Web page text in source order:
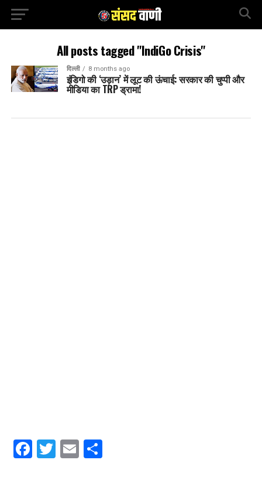
All posts tagged "IndiGo Crisis"
दिल्ली 8 months ago
इंडिगो की ‘उड़ान’ में लूट की ऊंचाई: सरकार की चुप्पी और
मीडिया का TRP ड्रामा!
Facebook
Twitter
EmailShare